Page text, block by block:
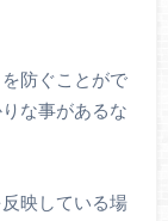
防ぐことがで
な事があるな
映している場